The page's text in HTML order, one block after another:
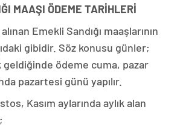
MAAŞI ÖDEME TARİHLERİ
Emekli Sandığı maaşlarının
gibidir. Söz konusu günler;
ödeme cuma, pazar
pazartesi günü yapılır.
Kasım aylarında aylık alan